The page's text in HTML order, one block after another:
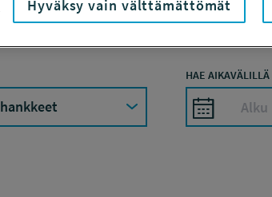
HAE AIKAVÄLILLÄ
Hyväksy vain välttämättömät